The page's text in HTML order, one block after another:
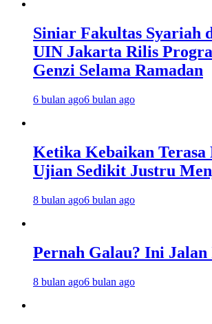
Siniar Fakultas Syariah
UIN Jakarta Rilis
Genzi Selama Ramadan
6 bulan ago6 bulan ago
Ketika Kebaikan Terasa
Ujian Sedikit Justru
8 bulan ago6 bulan ago
Pernah Galau? Ini Jalan
8 bulan ago6 bulan ago